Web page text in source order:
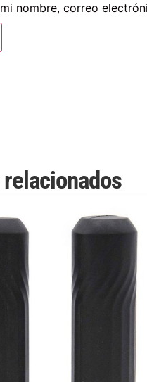
nombre, correo